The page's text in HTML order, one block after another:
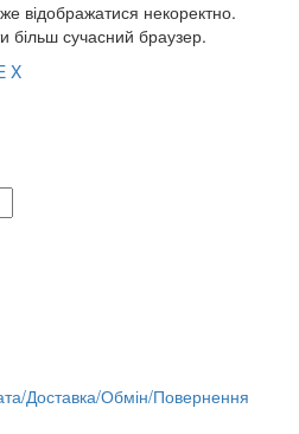
відображатися некоректно.
більш сучасний браузер.
X
Доставка/Обмін/Повернення